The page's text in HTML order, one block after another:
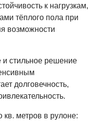
к нагрузкам,
тёплого пола при
возможности
стильное решение
долговечность,
метров в рулоне: